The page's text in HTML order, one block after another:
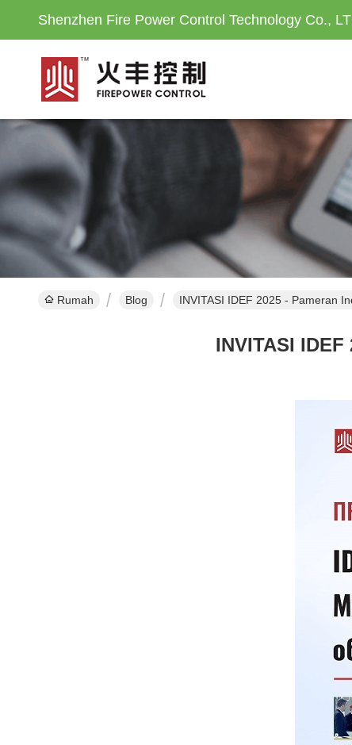
Shenzhen Fire Power Control Technology Co.,
Rumah Blog INVITASI IDEF 2025 - Pameran
INVITASI